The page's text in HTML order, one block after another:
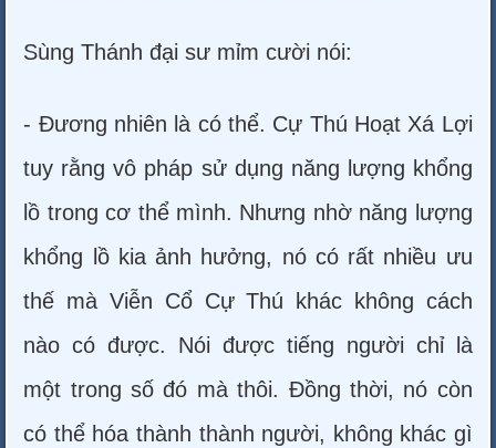
Sùng Thánh đại sư mỉm cười nói:
- Đương nhiên là có thể. Cự Thú Hoạt Xá Lợi
tuy rằng vô pháp sử dụng năng lượng khổng
lồ trong cơ thể mình. Nhưng nhờ năng lượng
khổng lồ kia ảnh hưởng, nó có rất nhiều ưu
thế mà Viễn Cổ Cự Thú khác không cách
nào có được. Nói được tiếng người chỉ là
một trong số đó mà thôi. Đồng thời, nó còn
có thể hóa thành thành người, không khác gì